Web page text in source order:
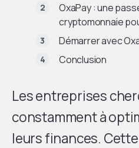
OxaPay : une
cryptomonnaie
Démarrer avec
Conclusion
Les entreprises
constamment à
leurs finances.